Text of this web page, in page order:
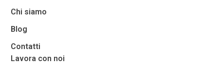
Chi siamo
Blog
Contatti
Lavora con noi